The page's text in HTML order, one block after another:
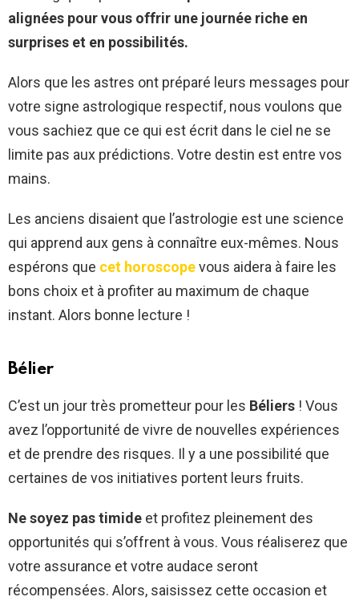
alignées pour vous offrir une journée riche en
surprises et en possibilités.
Alors que les astres ont préparé leurs messages pour
votre signe astrologique respectif, nous voulons que
vous sachiez que ce qui est écrit dans le ciel ne se
limite pas aux prédictions. Votre destin est entre vos
mains.
Les anciens disaient que l’astrologie est une science
qui apprend aux gens à connaître eux-mêmes. Nous
espérons que cet horoscopevous aidera à faire les
bons choix et à profiter au maximum de chaque
instant. Alors bonne lecture !
Bélier
C’est un jour très prometteur pour les Béliers ! Vous
avez l’opportunité de vivre de nouvelles expériences
et de prendre des risques. Il y a une possibilité que
certaines de vos initiatives portent leurs fruits.
Ne soyez pas timide et profitez pleinement des
opportunités qui s’offrent à vous. Vous réaliserez que
votre assurance et votre audace seront
récompensées. Alors, saisissez cette occasion et